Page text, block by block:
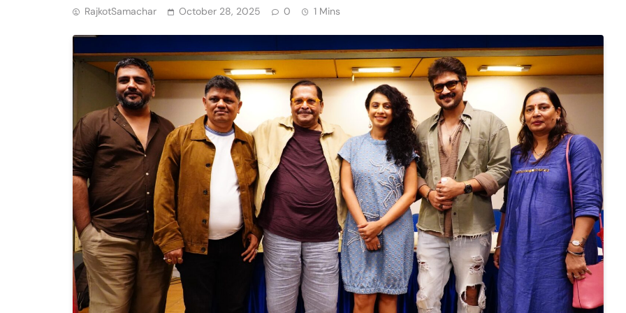
RajkotSamachar October 28, 2025 0 1 Mins